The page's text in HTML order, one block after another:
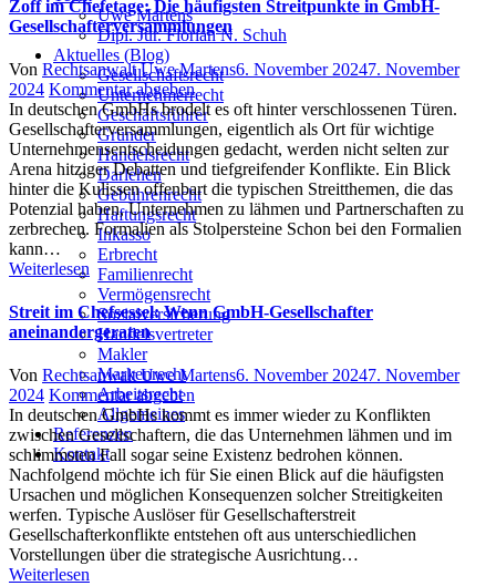
Uwe Martens
Dipl. Jur. Florian N. Schuh
Aktuelles (Blog)
Gesellschaftsrecht
Unternehmerrecht
Geschäftsführer
Gründer
Handelsrecht
Darlehen
Gebührenrecht
Haftungsrecht
Inkasso
Erbrecht
Familienrecht
Vermögensrecht
Sozialversicherung
Handelsvertreter
Makler
Markenrecht
Arbeitsrecht
Allgemeines
Referenzen
Kontakt
Zoff im Chefetage: Die häufigsten Streitpunkte in GmbH-
Gesellschafterversammlungen
Author
Von Rechtsanwalt Uwe MartensPosted
6. November 20247. November
2024 Kommentar abgeben
In deutschen GmbHs brodelt es oft hinter verschlossenen Türen.
Gesellschafterversammlungen, eigentlich als Ort für wichtige
Unternehmensentscheidungen gedacht, werden nicht selten zur
Arena hitziger Debatten und tiefgreifender Konflikte. Ein Blick
hinter die Kulissen offenbart die typischen Streitthemen, die das
Potenzial haben, Unternehmen zu lähmen und Partnerschaften zu
zerbrechen. Formalien als Stolpersteine Schon bei den Formalien
kann…
Weiterlesen
Streit im Chefsessel: Wenn GmbH-Gesellschafter
aneinandergeraten
Author
Von Rechtsanwalt Uwe MartensPosted
6. November 20247. November
2024 Kommentar abgeben
In deutschen GmbHs kommt es immer wieder zu Konflikten
zwischen Gesellschaftern, die das Unternehmen lähmen und im
schlimmsten Fall sogar seine Existenz bedrohen können.
Nachfolgend möchte ich für Sie einen Blick auf die häufigsten
Ursachen und möglichen Konsequenzen solcher Streitigkeiten
werfen. Typische Auslöser für Gesellschafterstreit
Gesellschafterkonflikte entstehen oft aus unterschiedlichen
Vorstellungen über die strategische Ausrichtung…
Weiterlesen